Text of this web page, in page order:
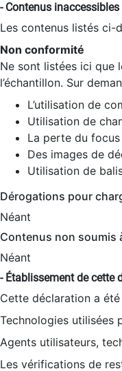
- Contenus inaccessibles
Les contenus listés ci-
Non conformité
Ne sont listées ici que
l’échantillon. Sur
L’utilisation de
Utilisation de
La perte du
Des images de
Utilisation de
Dérogations pour
Néant
Contenus non soumis
Néant
- Établissement de cette
Cette déclaration a
Technologies utilisées
Agents utilisateurs,
Les vérifications de